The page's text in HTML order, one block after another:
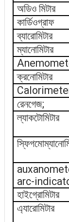
অডিও মিটার
কার্ডিওগ্রাফ
ব্যারোমিটার
ম্যানোমিটার
ক্রনোমিটার
রেনগেজ;
ল্যাকটোমিটার
arc-
হাইগ্রোমিটার
এ্যারোমিটার